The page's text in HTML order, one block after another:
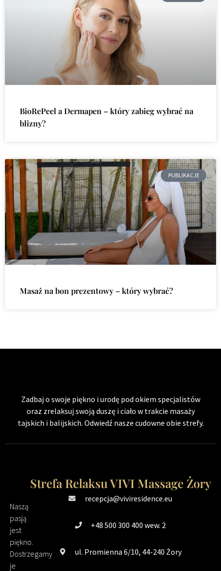
BioRePeel a Dermapen – który zabieg wybrać na
blizny?
PUBLIKACJE
Masaż na bon prezentowy – który wybrać?
Zadbaj o swoje piękno i urodę pod okiem specjalistów
oraz zrelaksuj swoją duszę i ciało w trakcie masaży
tajskich i balijskich. Odwiedź nasze cudowne obie strefy.
Naszą
pasją
jest
piękno.
Dostrzegamy
je
Strefa Relaksu VIVI Massage Żory
recepcja@viviresidence.eu
+48 500 300 400 wew. 2
ul. Promienna 6/10, 44-240 Żory